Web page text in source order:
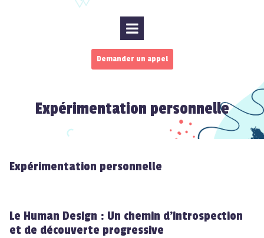
Demander un appel
Expérimentation personnelle
Expérimentation personnelle
Le Human Design : Un chemin d'introspection
et de découverte progressive